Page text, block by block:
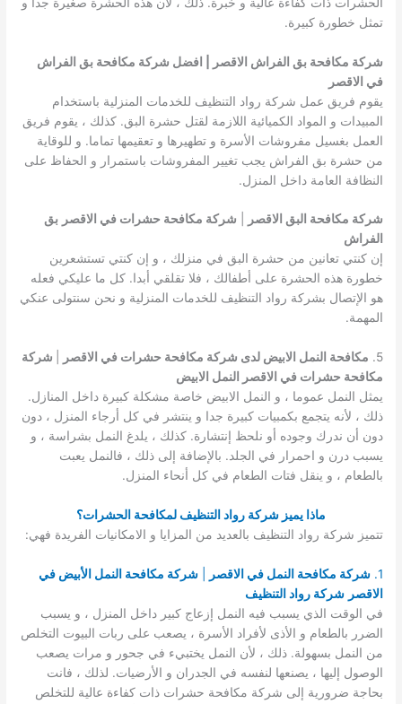
تمثل خطورة كبيرة.
شركة مكافحة بق الفراش الاقصر | افضل شركة مكافحة بق الفراش
في الاقصر
يقوم فريق عمل شركة رواد التنظيف للخدمات المنزلية باستخدام
المبيدات و المواد الكميائية اللازمة لقتل حشرة البق. كذلك ، يقوم فريق
العمل بغسيل مفروشات الأسرة و تطهيرها و تعقيمها تماما. و للوقاية
من حشرة بق الفراش يجب تغيير المفروشات باستمرار و الحفاظ على
النظافة العامة داخل المنزل.
شركة مكافحة البق الاقصر شركة مكافحة حشرات في الاقصر بق
الفراش
إن كنتي تعانين من حشرة البق في منزلك ، و إن كنتي تستشعرين
خطورة هذه الحشرة على أطفالك ، فلا تقلقي أبدا. كل ما عليكي فعله
هو الإتصال بشركة رواد التنظيف للخدمات المنزلية و نحن سنتولى عنكي
المهمة.
5. مكافحة النمل الابيض لدى شركة مكافحة حشرات في الاقصر
شركة
مكافحة حشرات في الاقصر النمل الابيض
يمثل النمل عموما ، و النمل الابيض خاصة مشكلة كبيرة داخل المنازل.
ذلك ، لأنه يتجمع بكمبيات كبيرة جدا و ينتشر في كل أرجاء المنزل ، دون
دون أن ندرك وجوده أو نلحظ إنتشارة. كذلك ، يلدغ النمل بشراسة ، و
يسبب درن و احمرار في الجلد. بالإضافة إلى ذلك ، فالنمل يعبت
بالطعام ، و ينقل فتات الطعام في كل أنحاء المنزل.
ماذا يميز شركة رواد التنظيف لمكافحة الحشرات؟
تتميز شركة رواد التنظيف بالعديد من المزايا و الامكانيات الفريدة فهي:
1. شركة مكافحة النمل في الاقصر |شركة مكافحة النمل الأبيض في
الاقصر شركة رواد التنظيف
في الوقت الذي يسبب فيه النمل إزعاج كبير داخل المنزل ، و يسبب
الضرر بالطعام و الأذى لأفراد الأسرة ، يصعب على ربات البيوت التخلص
من النمل بسهولة. ذلك ، لأن النمل يختبيء في جحور و مرات يصعب
الوصول إليها ، يصنعها لنفسه في الجدران و الأرضيات. لذلك ، فانت
بحاجة ضرورية إلى شركة مكافحة حشرات ذات كفاءة عالية للتخلص